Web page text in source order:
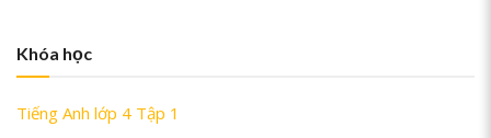
Khóa học
Tiếng Anh lớp 4 Tập 1